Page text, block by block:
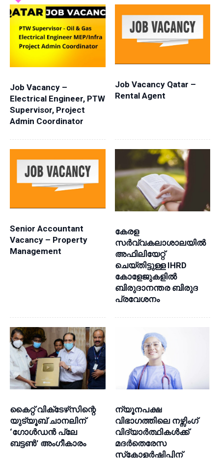
Job Vacancy –
Electrical Engineer, PTW
Supervisor, Project
Admin Coordinator
Job Vacancy Qatar –
Rental Agent
Senior Accountant
Vacancy – Property
Management
കേരള
സര്‍വ്വകലാശാലയില്‍
അഫിലിയേറ്റ്
ചെയ്തിട്ടുള്ള IHRD
കോളേജുകളില്‍
ബിരുദാനന്തര ബിരുദ
പ്രവേശനം
കൈറ്റ് വിക്‌ടേഴ്‌സിന്റെ
യുട്യൂബ് ചാനലിന്
‘ഗോൾഡൻ പ്ലേ
ബട്ടൺ’ അംഗീകാരം
ന്യൂനപക്ഷ
വിഭാഗത്തിലെ നഴ്സിംഗ്
വിദ്യാർത്ഥികൾക്ക്
മദർതെരേസ
സ്‌കോളർഷിപ്പിന്